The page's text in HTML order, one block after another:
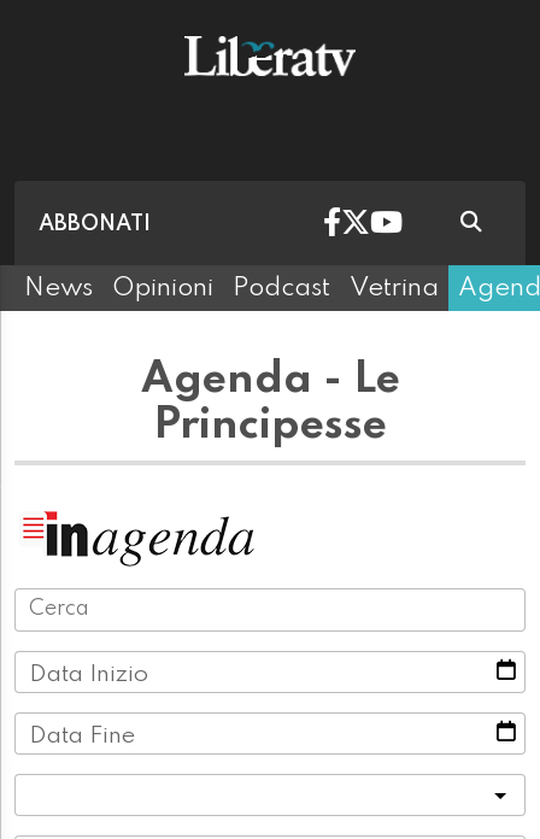
ABBONATI
News Opinioni Podcast Vetrina
Agenda - Le
Principesse
Data Inizio
Data Fine